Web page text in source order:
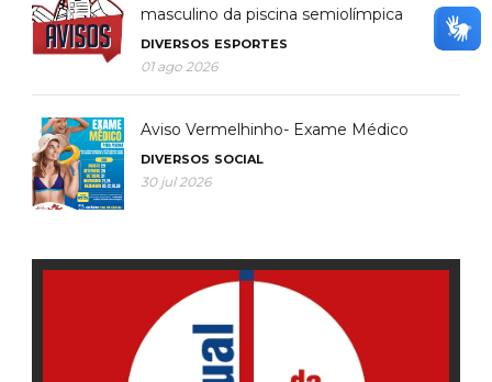
masculino da piscina semiolímpica
DIVERSOS ESPORTES
01 ago 2026
Aviso Vermelhinho- Exame Médico
DIVERSOS SOCIAL
30 jul 2026